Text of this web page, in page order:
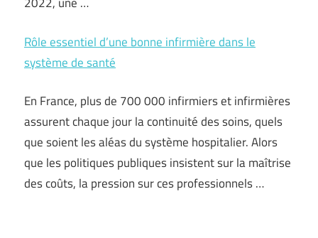
Rôle essentiel d’une bonne infirmière dans le
système de santé
En France, plus de 700 000 infirmiers et infirmières
assurent chaque jour la continuité des soins, quels
que soient les aléas du système hospitalier. Alors
que les politiques publiques insistent sur la maîtrise
des coûts, la pression sur ces professionnels …